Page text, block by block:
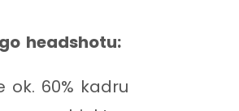
headshotu:
ok. 60% kadru